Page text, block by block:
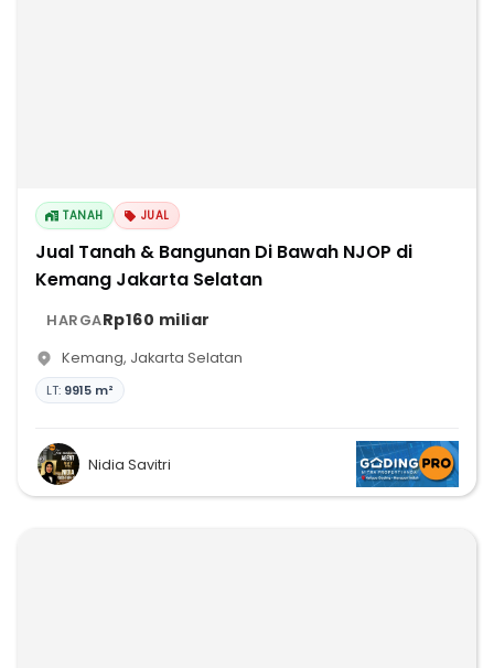
TANAH JUAL
Jual Tanah & Bangunan Di Bawah NJOP di
Kemang Jakarta Selatan
HARGARp160 miliar
Kemang, Jakarta Selatan
LT: 9915 m²
Nidia Savitri